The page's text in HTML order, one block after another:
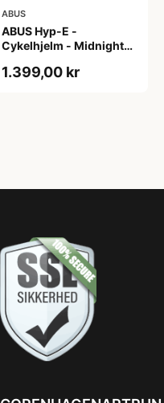
ABUS
ABUS Hyp-E -
Cykelhjelm - Midnight
1.399,00 kr